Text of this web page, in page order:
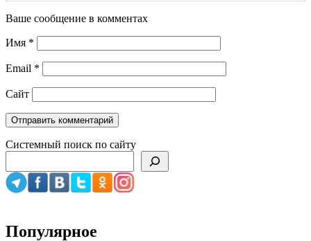
Ваше сообщение в комментах
Имя *
Email *
Сайт
Системный поиск по сайту
Популярное